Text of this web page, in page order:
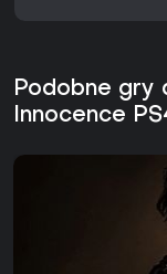
Podobne gry
Innocence